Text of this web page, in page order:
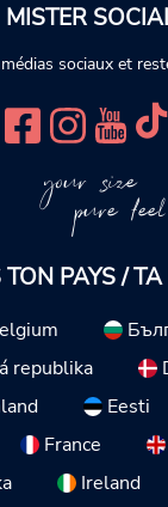
MISTER
sociaux et
your size
pure feel
PAYS /
republika
Eesti
France
Ireland